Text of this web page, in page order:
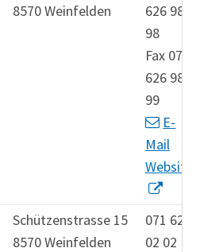
8570 Weinfelden
626 98
98
Fax 071
626 98
99
E-
Mail
Website
Schützenstrasse 15
8570 Weinfelden
071 626
02 02